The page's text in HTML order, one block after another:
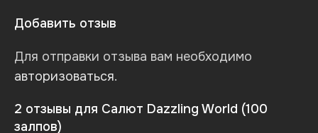
2 отзывы для Салют Dazzling World (100
залпов)
Добавить отзыв
Для отправки отзыва вам необходимо
авторизоваться.